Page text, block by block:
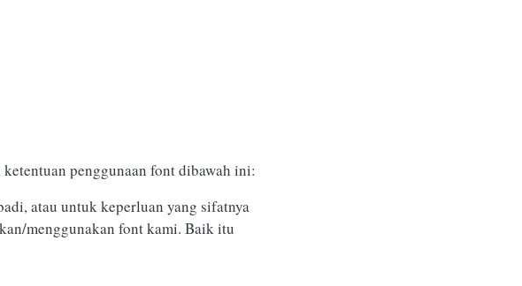
penggunaan font dibawah ini:
atau untuk keperluan yang sifatnya
menggunakan font kami. Baik itu